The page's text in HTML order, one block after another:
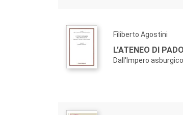
Filiberto Agostini
L'ATENEO DI
Dall'Impero